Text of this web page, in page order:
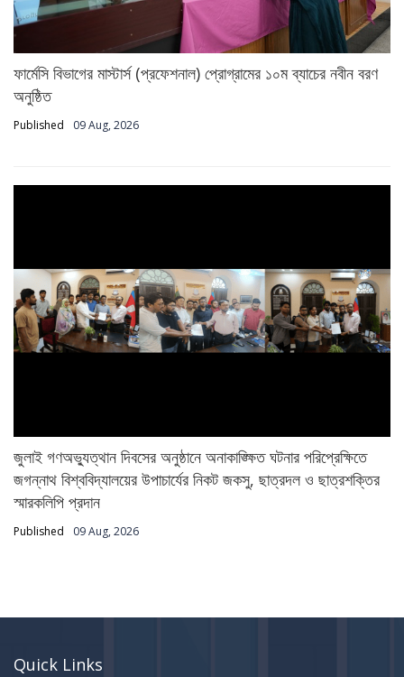
ফার্মেসি বিভাগের মাস্টার্স (প্রফেশনাল) প্রোগ্রামের ১০ম ব্যাচের নবীন বরণ
অনুষ্ঠিত
Published 09 Aug, 2026
জুলাই গণঅভ্যুত্থান দিবসের অনুষ্ঠানে অনাকাঙ্ক্ষিত ঘটনার পরিপ্রেক্ষিতে
জগন্নাথ বিশ্ববিদ্যালয়ের উপাচার্যের নিকট জকসু, ছাত্রদল ও ছাত্রশক্তির
স্মারকলিপি প্রদান
Published 09 Aug, 2026
Quick Links